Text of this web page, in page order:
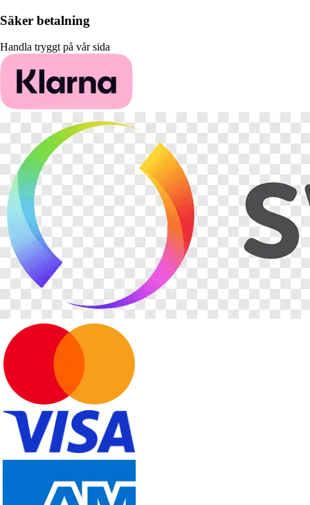
Säker betalning
Handla tryggt på vår sida